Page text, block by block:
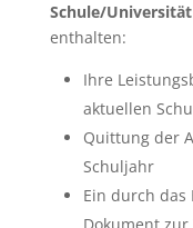
Schule/Universität
enthalten:
Ihre
aktuellen
Quittung der
Schuljahr
Ein durch das